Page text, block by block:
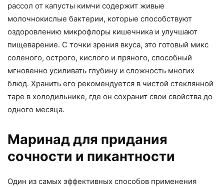
рассол от капусты кимчи содержит живые
молочнокислые бактерии, которые способствуют
оздоровлению микрофлоры кишечника и улучшают
пищеварение. С точки зрения вкуса, это готовый микс
соленого, острого, кислого и пряного, способный
мгновенно усиливать глубину и сложность многих
блюд. Хранить его рекомендуется в чистой стеклянной
таре в холодильнике, где он сохранит свои свойства до
одного месяца.
Маринад для придания
сочности и пикантности
Один из самых эффективных способов применения